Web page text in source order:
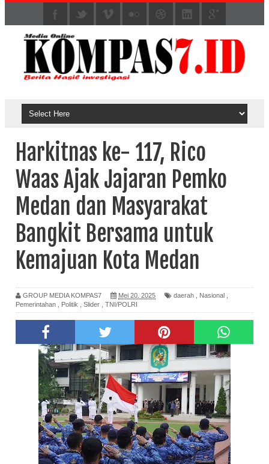
Harkitnas ke- 117, Rico
Waas Ajak Jajaran Pemko
Medan dan Masyarakat
Bangkit Bersama untuk
Kemajuan Kota Medan
GROUP MEDIA KOMPAS7 Mei 20, 2025 daerah Nasional
Pemerintahan
Politik Slider TNI/POLRI